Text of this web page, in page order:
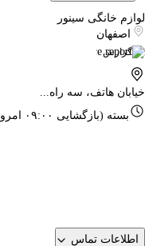
لوازم خانگی سینور
اصفهان
گزارش
خیابان هاتف، سه راه...
بسته (بازگشایی ۰۹:۰۰ امروز)
اطلاعات تماس